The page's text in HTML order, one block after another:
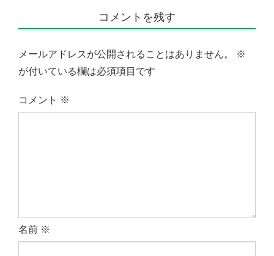
コメントを残す
メールアドレスが公開されることはありません。
※
が付いている欄は必須項目です
コメント ※
名前 ※